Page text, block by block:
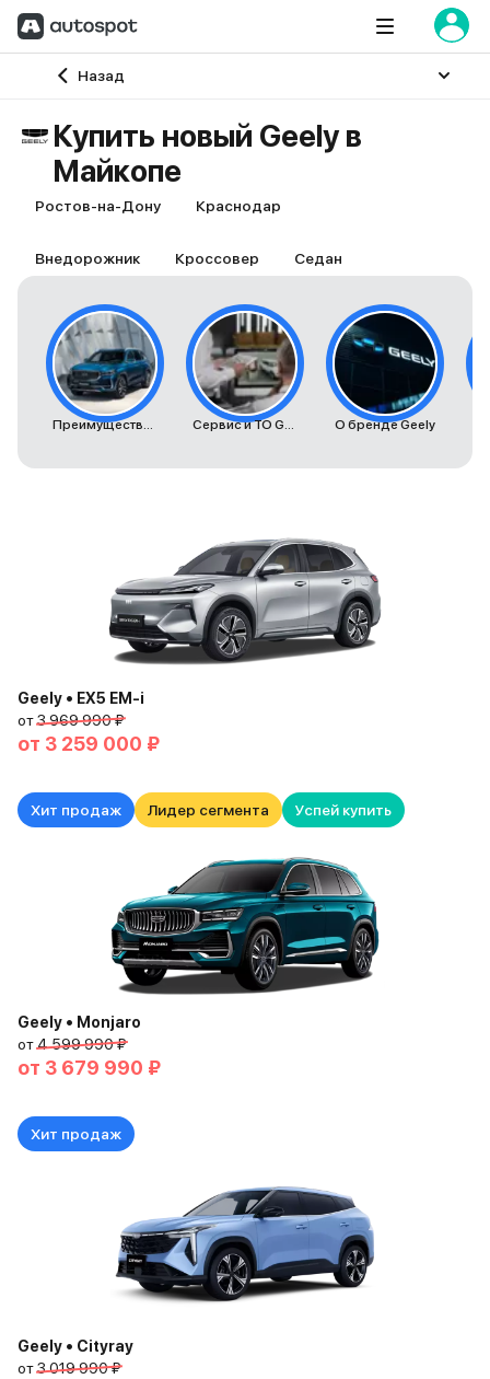
Назад
Главная
Купить новый Geely в
Майкопе
Ростов-на-Дону Краснодар
Внедорожник Кроссовер Седан
Преимущества автомобилей Geely Сервис и ТО Geely О бренде Geely
Geely • EX5 EM-i
от3 969 990 ₽
от 3 259 000 ₽
Хит продаж Лидер сегмента Успей купить
Geely • Monjaro
от4 599 990 ₽
от 3 679 990 ₽
Хит продаж
Geely • Cityray
от3 019 990 ₽